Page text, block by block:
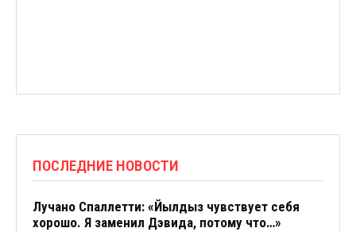
ПОСЛЕДНИЕ НОВОСТИ
Лучано Спаллетти: «Йылдыз чувствует себя
хорошо. Я заменил Дэвида, потому что…»